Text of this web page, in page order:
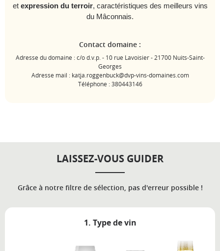
et expression du terroir, caractéristiques des meilleurs vins
du Mâconnais.
Contact domaine :
Adresse du domaine : c/o d.v.p. - 10 rue Lavoisier - 21700 Nuits-Saint-
Georges
Adresse mail : katja.roggenbuck@dvp-vins-domaines.com
Téléphone : 380443146
LAISSEZ-VOUS GUIDER
Grâce à notre filtre de sélection, pas d'erreur possible !
1. Type de vin